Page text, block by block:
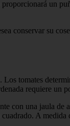
un
conservar su
tomates
requiere un
con una jaula de
A